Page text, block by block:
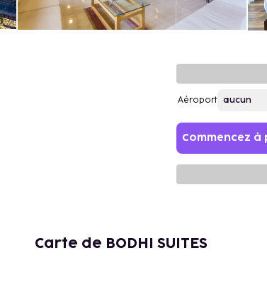
Aéroport
Commencez à
Carte de BODHI SUITES